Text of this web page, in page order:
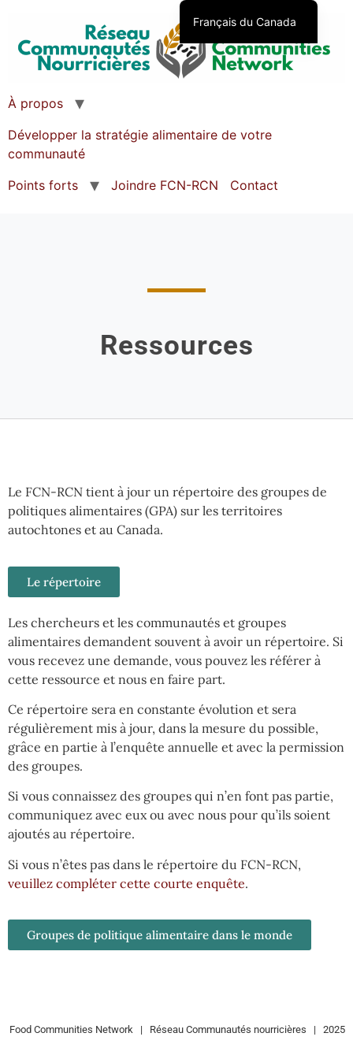
À propos
Développer la stratégie alimentaire de votre
communauté
Points forts
Joindre FCN-RCN Contact
Ressources
Le FCN-RCN tient à jour un répertoire des groupes de
politiques alimentaires (GPA) sur les territoires
autochtones et au Canada.
Le répertoire
Les chercheurs et les communautés et groupes
alimentaires demandent souvent à avoir un répertoire. Si
vous recevez une demande, vous pouvez les référer à
cette ressource et nous en faire part.
Ce répertoire sera en constante évolution et sera
régulièrement mis à jour, dans la mesure du possible,
grâce en partie à l’enquête annuelle et avec la permission
des groupes.
Si vous connaissez des groupes qui n’en font pas partie,
communiquez avec eux ou avec nous pour qu’ils soient
ajoutés au répertoire.
Si vous n’êtes pas dans le répertoire du FCN-RCN,
veuillez compléter cette courte enquête.
Groupes de politique alimentaire dans le monde
Food Communities Network | Réseau Communautés nourricières | 2025
Français du Canada
English (Canada)